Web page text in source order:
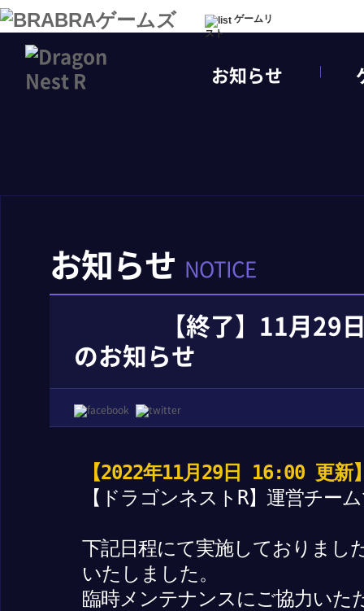
ゲームリ
スト
お知らせ
お知らせ NOTICE
【終了】11月29
のお知らせ
【2022年11月29日 16:00 更新
【ドラゴンネストR】運営チー
下記日程にて実施しておりまし
いたしました。
臨時メンテナンスにご協力いた